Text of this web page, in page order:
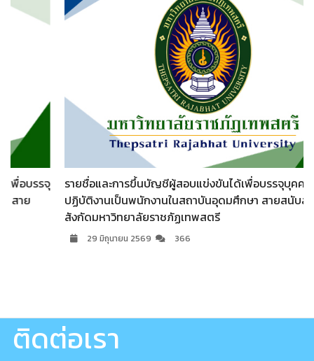
รายชื่อและการขึ้นบัญชีผู้สอบแข่งขันได้เพื่อบรรจุบุคคลเข้า
ปฏิบัติงานเป็นพนักงานในสถาบันอุดมศึกษา สายสนับสนุน
สังกัดมหาวิทยาลัยราชภัฏเทพสตรี
29 มิถุนายน 2569 366
ติดต่อเรา